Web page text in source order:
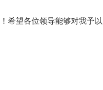
希望各位领导能够对我予以